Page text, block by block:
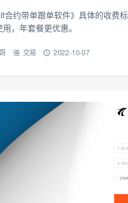
合约带单跟单软件》具体的收费
，年套餐更优惠。
交易 2022-10-07